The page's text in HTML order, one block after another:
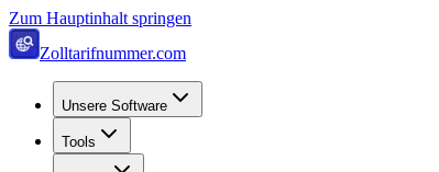
Zum Hauptinhalt springen
Zolltarifnummer.com
Unsere Software
Tools